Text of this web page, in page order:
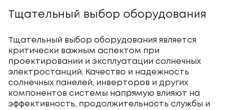
Тщательный выбор оборудования
Тщательный выбор оборудования является
критически важным аспектом при
проектировании и эксплуатации солнечных
электростанций. Качество и надежность
солнечных панелей, инверторов и других
компонентов системы напрямую влияют на
эффективность, продолжительность службы и